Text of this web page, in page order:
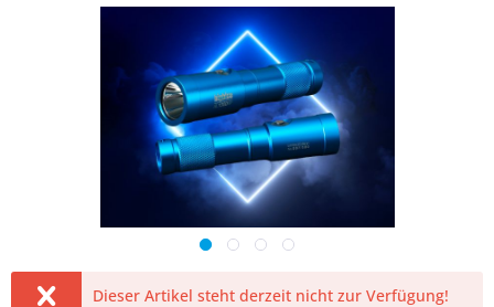
Dieser Artikel steht derzeit nicht zur Verfügung!